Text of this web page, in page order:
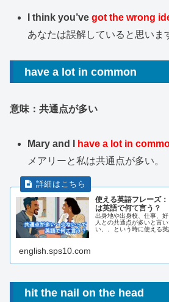
I think you’vegot the wrong
あなたは誤解していると思いま
have a lot in common
意味：共通点が多い
Mary and I
have a lot in
メアリーと私は共通点が多い。
使える英語フレーズ
は英語で何て言う？
出身地や出身校、仕事、
人との共通点が多いと言
い、、という時に使える
english.sps10.com
hit the nail on the head